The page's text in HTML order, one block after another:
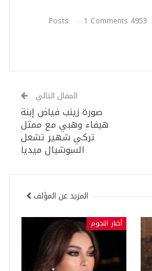
4953 Posts
1 Comments
المقال التالي
صورة زينب فياض إبنة
هيفاء وهبي مع ممثل
تركي شهير تشعل
السوشيال ميديا
المزيد عن المؤلف
أخبار النجوم